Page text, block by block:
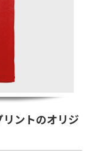
ントのオリジ